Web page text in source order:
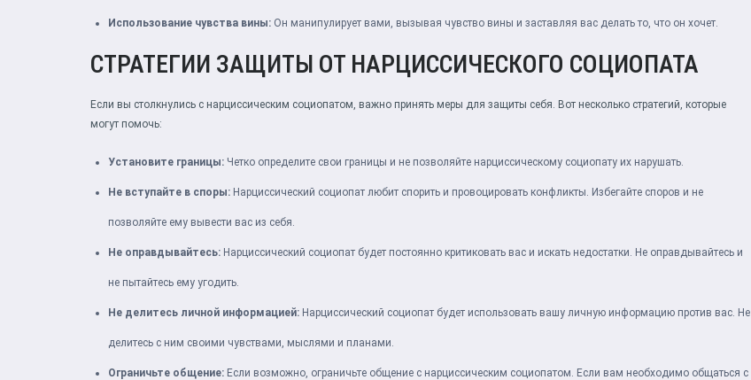
Использование чувства вины: Он манипулирует вами, вызывая чувство вины и заставляя вас делать то, что он хочет.
СТРАТЕГИИ ЗАЩИТЫ ОТ НАРЦИССИЧЕСКОГО СОЦИОПАТА
Если вы столкнулись с нарциссическим социопатом, важно принять меры для защиты себя. Вот несколько стратегий, которые
могут помочь:
Установите границы: Четко определите свои границы и не позволяйте нарциссическому социопату их нарушать.
Не вступайте в споры: Нарциссический социопат любит спорить и провоцировать конфликты. Избегайте споров и не
позволяйте ему вывести вас из себя.
Не оправдывайтесь: Нарциссический социопат будет постоянно критиковать вас и искать недостатки. Не оправдывайтесь и
не пытайтесь ему угодить.
Не делитесь личной информацией: Нарциссический социопат будет использовать вашу личную информацию против вас. Не
делитесь с ним своими чувствами, мыслями и планами.
Ограничьте общение: Если возможно, ограничьте общение с нарциссическим социопатом. Если вам необходимо общаться с